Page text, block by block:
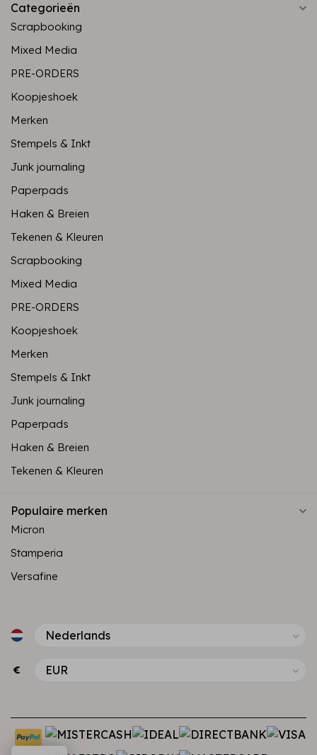
Categorieën
Scrapbooking
Mixed Media
PRE-ORDERS
Koopjeshoek
Merken
Stempels & Inkt
Junk journaling
Paperpads
Haken & Breien
Tekenen & Kleuren
Scrapbooking
Mixed Media
PRE-ORDERS
Koopjeshoek
Merken
Stempels & Inkt
Junk journaling
Paperpads
Haken & Breien
Tekenen & Kleuren
Populaire merken
Micron
Stamperia
Versafine
€